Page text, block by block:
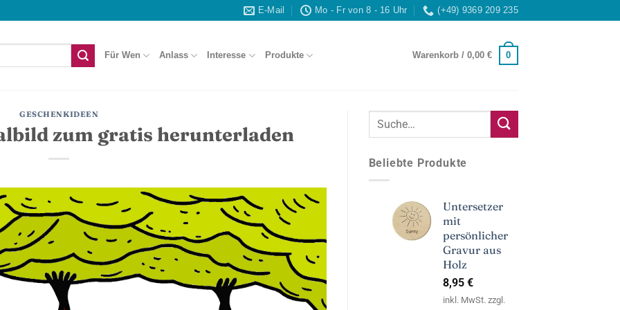
E-Mail Mo - Fr von 8 - 16 Uhr (+49) 9369 209 235
Für Wen Anlass Interesse Produkte Warenkorb / 0,00 € 0
GESCHENKIDEEN
zum gratis herunterladen
Beliebte Produkte
Untersetzer
mit
persönlicher
Gravur aus
Holz
8,95 €
inkl. MwSt. zzgl.